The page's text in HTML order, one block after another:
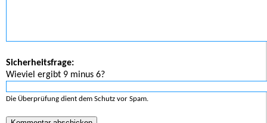
Sicherheitsfrage:
Wieviel ergibt 9 minus 6?
Die Überprüfung dient dem Schutz vor Spam.